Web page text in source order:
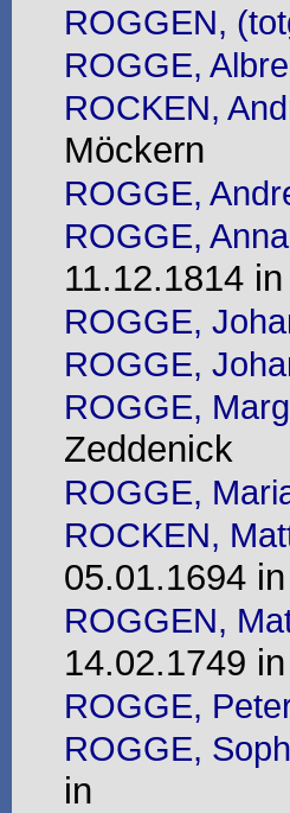
ROGGEN,
ROGGE,
ROCKEN,
Möckern
ROGGE,
ROGGE,
11.12.1814
ROGGE,
ROGGE,
ROGGE,
Zeddenick
ROGGE,
ROCKEN,
05.01.1694
ROGGEN,
14.02.1749
ROGGE,
ROGGE,
in